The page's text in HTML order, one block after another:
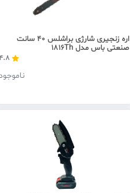
اره زنجیری شارژی براشلس 40 سانت
صنعتی باس مدل 1816Th
4.8